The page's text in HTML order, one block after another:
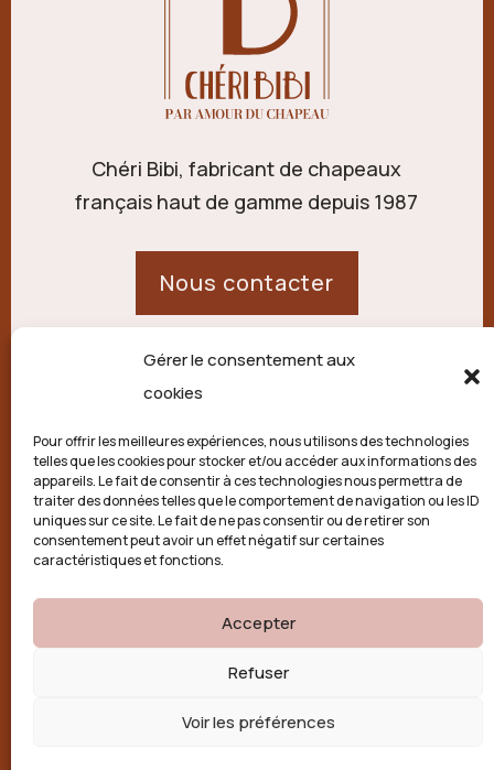
Gérer le consentement aux
cookies
Pour offrir les meilleures expériences, nous utilisons des technologies
telles que les cookies pour stocker et/ou accéder aux informations des
appareils. Le fait de consentir à ces technologies nous permettra de
traiter des données telles que le comportement de navigation ou les ID
uniques sur ce site. Le fait de ne pas consentir ou de retirer son
consentement peut avoir un effet négatif sur certaines
caractéristiques et fonctions.
Accepter
Refuser
Voir les préférences
Chéri Bibi, fabricant de chapeaux
français haut de gamme depuis 1987
Nous contacter
21 route de Palisse,
Politique de confidentialité
Conditions générales